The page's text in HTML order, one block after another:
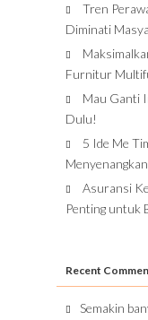
Tren
Diminati
Furnitur
Mau Ganti
Dulu!
5 Ide Me
Asuransi
Penting untuk
Recent
Semakin